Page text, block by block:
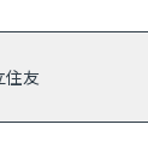
住友